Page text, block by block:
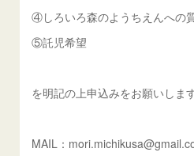
④しろいろ森のようちえんへの
⑤託児希望
を明記の上申込みをお願いします
MAIL：